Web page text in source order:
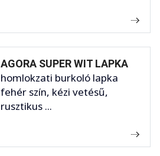
AGORA SUPER WIT LAPKA
homlokzati burkoló lapka
fehér szín, kézi vetésű,
rusztikus ...